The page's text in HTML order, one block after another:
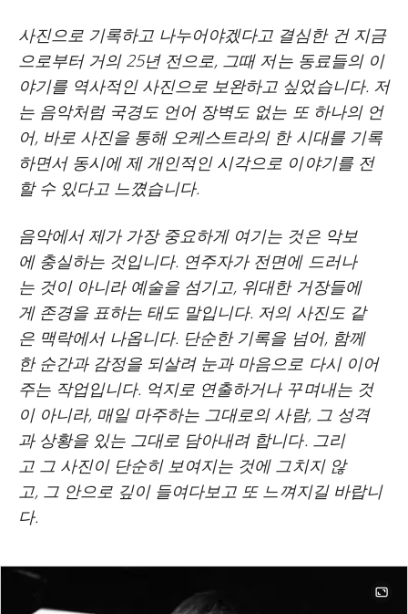
사진으로 기록하고 나누어야겠다고 결심한 건 지금
으로부터 거의 25년 전으로, 그때 저는 동료들의 이
야기를 역사적인 사진으로 보완하고 싶었습니다. 저
는 음악처럼 국경도 언어 장벽도 없는 또 하나의 언
어, 바로 사진을 통해 오케스트라의 한 시대를 기록
하면서 동시에 제 개인적인 시각으로 이야기를 전
할 수 있다고 느꼈습니다.
음악에서 제가 가장 중요하게 여기는 것은 악보
에 충실하는 것입니다. 연주자가 전면에 드러나
는 것이 아니라 예술을 섬기고, 위대한 거장들에
게 존경을 표하는 태도 말입니다. 저의 사진도 같
은 맥락에서 나옵니다. 단순한 기록을 넘어, 함께
한 순간과 감정을 되살려 눈과 마음으로 다시 이어
주는 작업입니다. 억지로 연출하거나 꾸며내는 것
이 아니라, 매일 마주하는 그대로의 사람, 그 성격
과 상황을 있는 그대로 담아내려 합니다. 그리
고 그 사진이 단순히 보여지는 것에 그치지 않
고, 그 안으로 깊이 들여다보고 또 느껴지길 바랍니
다.